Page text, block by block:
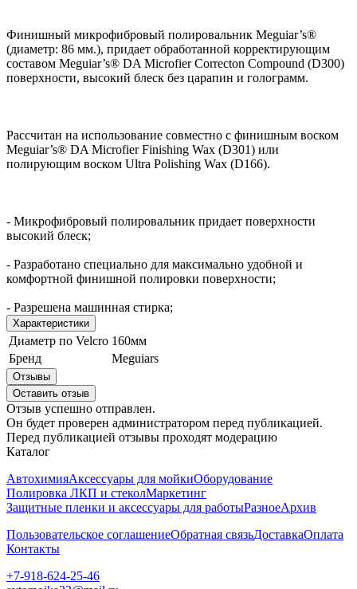
Финишный микрофибровый полировальник Meguiar’s®
(диаметр: 86 мм.), придает обработанной корректирующим
составом Meguiar’s® DA Microfier Correcton Compound (D300)
поверхности, высокий блеск без царапин и голограмм.
Рассчитан на использование совместно с финишным воском
Meguiar’s® DA Microfier Finishing Wax (D301) или
полирующим воском Ultra Polishing Wax (D166).
- Микрофибровый полировальник придает поверхности
высокий блеск;
- Разработано специально для максимально удобной и
комфортной финишной полировки поверхности;
- Разрешена машинная стирка;
Характеристики
Диаметр по Velcro 160мм
Бренд
Meguiars
Отзывы
Оставить отзыв
Отзыв успешно отправлен.
Он будет проверен администратором перед публикацией.
Перед публикацией отзывы проходят модерацию
Каталог
АвтохимияАксессуары для мойкиОборудование
Полировка ЛКП и стеколМаркетинг
Защитные пленки и аксессуары для работыРазноеАрхив
Пользовательское соглашениеОбратная связьДоставкаОплата
Контакты
+7-918-624-25-46